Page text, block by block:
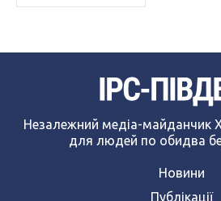
Незалежний медіа-майданчик
для людей по обидва
Новини
Публікації